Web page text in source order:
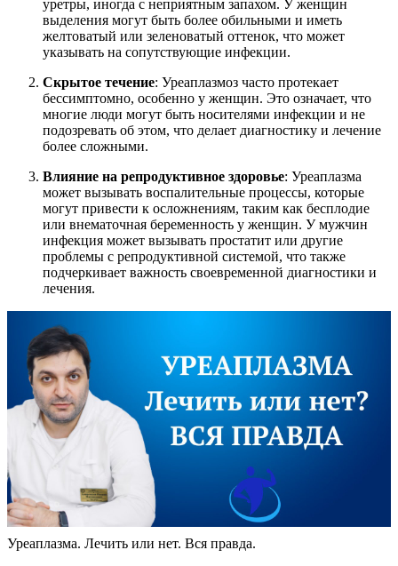
уретры, иногда с неприятным запахом. У женщин
выделения могут быть более обильными и иметь
желтоватый или зеленоватый оттенок, что может
указывать на сопутствующие инфекции.
Скрытое течение: Уреаплазмоз часто протекает
бессимптомно, особенно у женщин. Это означает, что
многие люди могут быть носителями инфекции и не
подозревать об этом, что делает диагностику и лечение
более сложными.
Влияние на репродуктивное здоровье: Уреаплазма
может вызывать воспалительные процессы, которые
могут привести к осложнениям, таким как бесплодие
или внематочная беременность у женщин. У мужчин
инфекция может вызывать простатит или другие
проблемы с репродуктивной системой, что также
подчеркивает важность своевременной диагностики и
лечения.
Уреаплазма. Лечить или нет. Вся правда.